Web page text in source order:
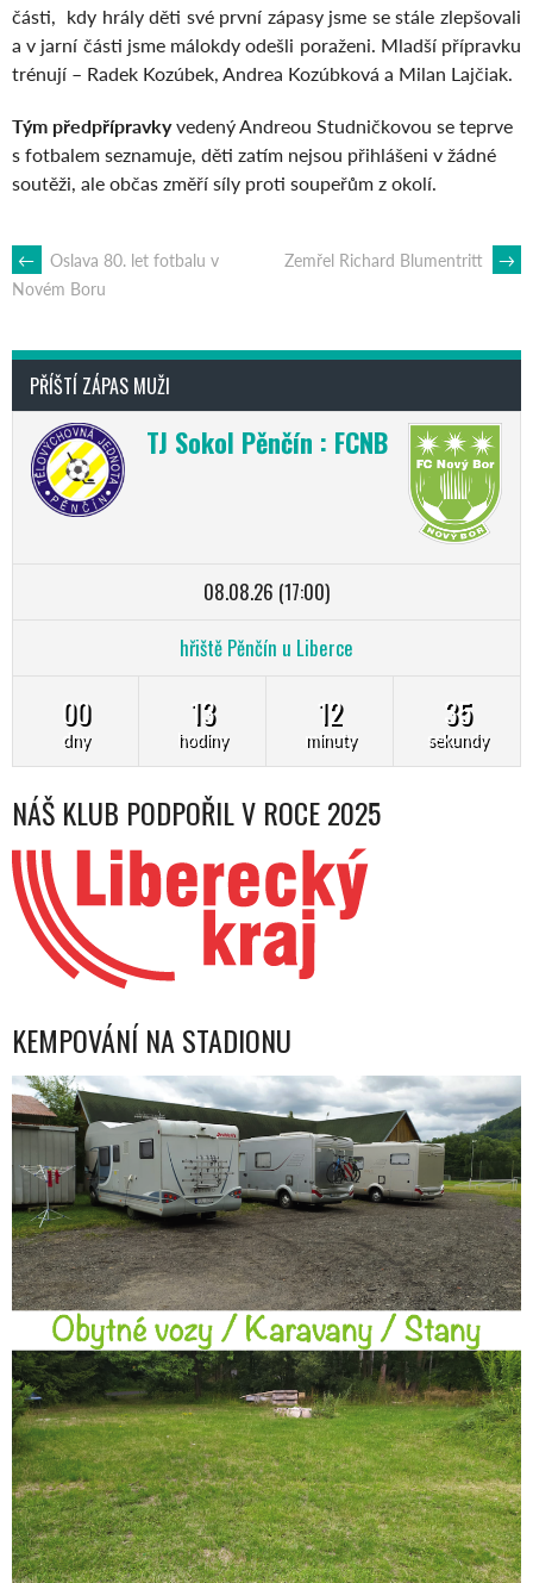
části, kdy hrály děti své první zápasy jsme se stále zlepšovali
a v jarní části jsme málokdy odešli poraženi. Mladší přípravku
trénují – Radek Kozúbek, Andrea Kozúbková a Milan Lajčiak.
Tým předpřípravkyvedený Andreou Studničkovou se teprve
s fotbalem seznamuje, děti zatím nejsou přihlášeni v žádné
soutěži, ale občas změří síly proti soupeřům z okolí.
POST
NAVIGATION
←
Oslava 80. let fotbalu v
Novém Boru
Zemřel Richard Blumentritt →
PŘÍŠTÍ ZÁPAS MUŽI
TJ Sokol Pěnčín : FCNB
08.08.26 (17:00)
hřiště Pěnčín u Liberce
00
dny
13
hodiny
12
minuty
34
sekundy
NÁŠ KLUB PODPOŘIL V ROCE 2025
KEMPOVÁNÍ NA STADIONU